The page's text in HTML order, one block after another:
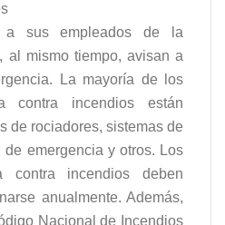
a sus empleados de la
al mismo tiempo, avisan a
La mayoría de los
contra incendios están
de rociadores, sistemas de
emergencia y otros. Los
contra incendios deben
anualmente. Además,
Nacional de Incendios